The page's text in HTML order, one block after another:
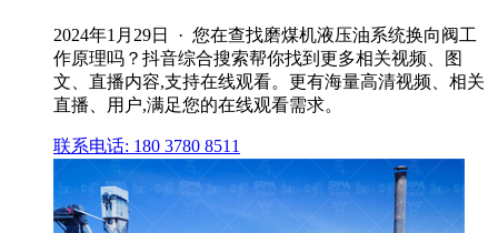
2024年1月29日 · 您在查找磨煤机液压油系统换向阀工
作原理吗？抖音综合搜索帮你找到更多相关视频、图
文、直播内容,支持在线观看。更有海量高清视频、相关
直播、用户,满足您的在线观看需求。
联系电话: 180 3780 8511